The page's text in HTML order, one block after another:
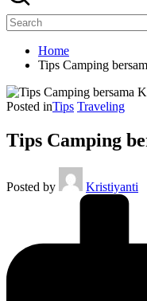
Home
Tips Camping
Posted inTips Traveling
Tips Camping
Posted by Kristiyanti